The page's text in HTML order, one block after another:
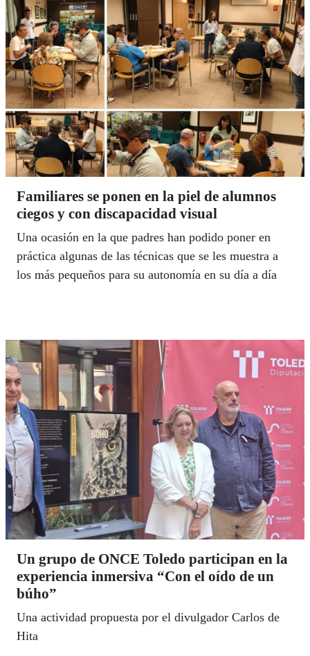
Familiares se ponen en la piel de alumnos
ciegos y con discapacidad visual
Una ocasión en la que padres han podido poner en
práctica algunas de las técnicas que se les muestra a
los más pequeños para su autonomía en su día a día
Un grupo de ONCE Toledo participan en la
experiencia inmersiva “Con el oído de un
búho”
Una actividad propuesta por el divulgador Carlos de
Hita